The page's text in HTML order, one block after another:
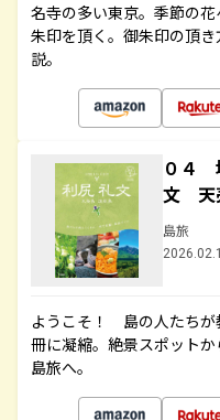
名寺の多い東京。季節の
朱印を頂く。御朱印の頂
説。
０４
文 天
島旅
ようこそ！ 島の人たちが
冊に凝縮。絶景スポットか
島旅へ。